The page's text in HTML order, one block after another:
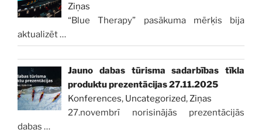
Ziņas
“Blue Therapy” pasākuma mērķis bija
aktualizēt…
Jauno dabas tūrisma sadarbības tīkla
produktu prezentācijas 27.11.2025
Konferences, Uncategorized,Ziņas
27.novembrī norisinājās prezentācijās
dabas …